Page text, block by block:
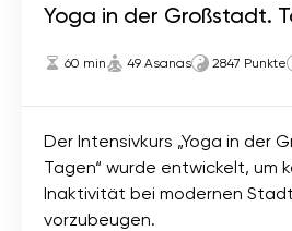
Yoga in der Großstadt.
60 min 49 Asanas 2847 Punkte
Der Intensivkurs „Yoga in der
Tagen“ wurde entwickelt, um
Inaktivität bei modernen
vorzubeugen.